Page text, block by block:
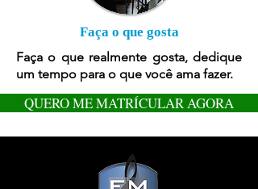
Faça o que gosta
Faça o que realmente gosta, dedique
um tempo para o que você ama fazer.
QUERO ME MATRÍCULAR AGORA